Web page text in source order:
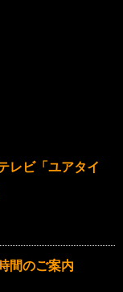
レビ「ユアタイ
間のご案内